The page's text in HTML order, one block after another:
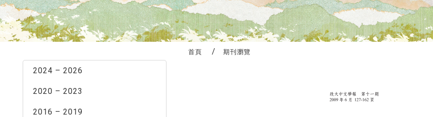
2024 – 2026
2020 – 2023
2016 – 2019
首頁 期刊瀏覽